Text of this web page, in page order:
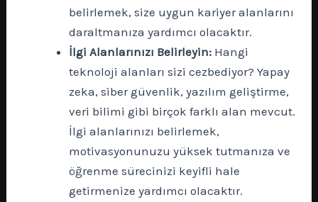
belirlemek, size uygun kariyer alanlarını
daraltmanıza yardımcı olacaktır.
İlgi Alanlarınızı Belirleyin: Hangi
teknoloji alanları sizi cezbediyor? Yapay
zeka, siber güvenlik, yazılım geliştirme,
veri bilimi gibi birçok farklı alan mevcut.
İlgi alanlarınızı belirlemek,
motivasyonunuzu yüksek tutmanıza ve
öğrenme sürecinizi keyifli hale
getirmenize yardımcı olacaktır.